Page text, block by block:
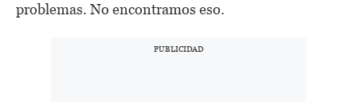
problemas. No encontramos eso.